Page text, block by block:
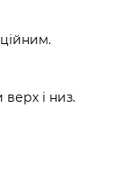
і низ.